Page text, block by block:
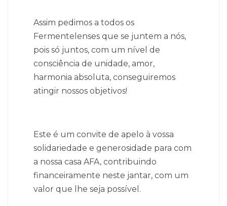
Assim pedimos a todos os
Fermentelenses que se juntem a nós,
pois só juntos, com um nível de
consciência de unidade, amor,
harmonia absoluta, conseguiremos
atingir nossos objetivos!
Este é um convite de apelo à vossa
solidariedade e generosidade para com
a nossa casa AFA, contribuindo
financeiramente neste jantar, com um
valor que lhe seja possível.